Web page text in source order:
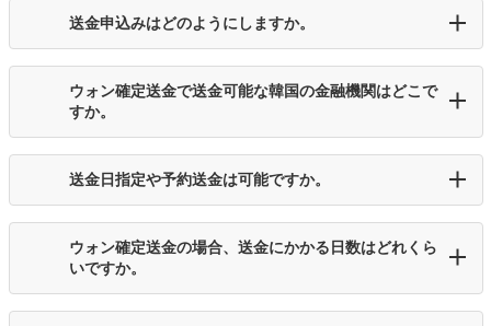
送金申込みはどのようにしますか。
ウォン確定送金で送金可能な韓国の金融機関はどこで
すか。
送金日指定や予約送金は可能ですか。
ウォン確定送金の場合、送金にかかる日数はどれくら
いですか。